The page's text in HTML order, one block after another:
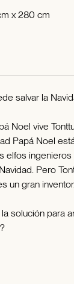
x 280 cm
salvar la
Noel vive
Papá Noel
elfos
Pero
un gran
solución para